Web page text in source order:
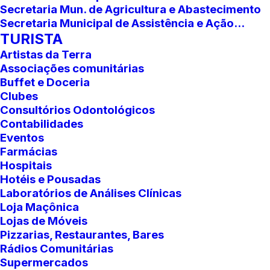
Secretaria Mun. de Agricultura e Abastecimento
Secretaria Municipal de Assistência e Ação...
TURISTA
Artistas da Terra
Associações comunitárias
Buffet e Doceria
Clubes
Consultórios Odontológicos
Contabilidades
Eventos
Farmácias
Hospitais
Hotéis e Pousadas
Laboratórios de Análises Clínicas
Loja Maçônica
Lojas de Móveis
Pizzarias, Restaurantes, Bares
Rádios Comunitárias
Supermercados